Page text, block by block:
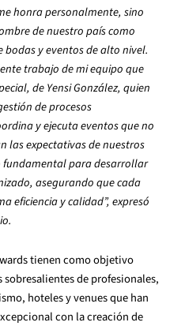
honra personalmente, sino
de nuestro país como
y eventos de alto nivel.
trabajo de mi equipo que
de Yensi González, quien
de procesos
y ejecuta eventos que no
las expectativas de nuestros
fundamental para desarrollar
asegurando que cada
eficiencia y calidad”, expresó
tienen como objetivo
de profesionales,
hoteles y venues que han
con la creación de